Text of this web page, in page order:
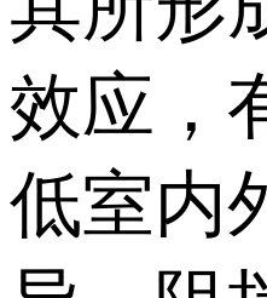
正金门
密封中
其所形